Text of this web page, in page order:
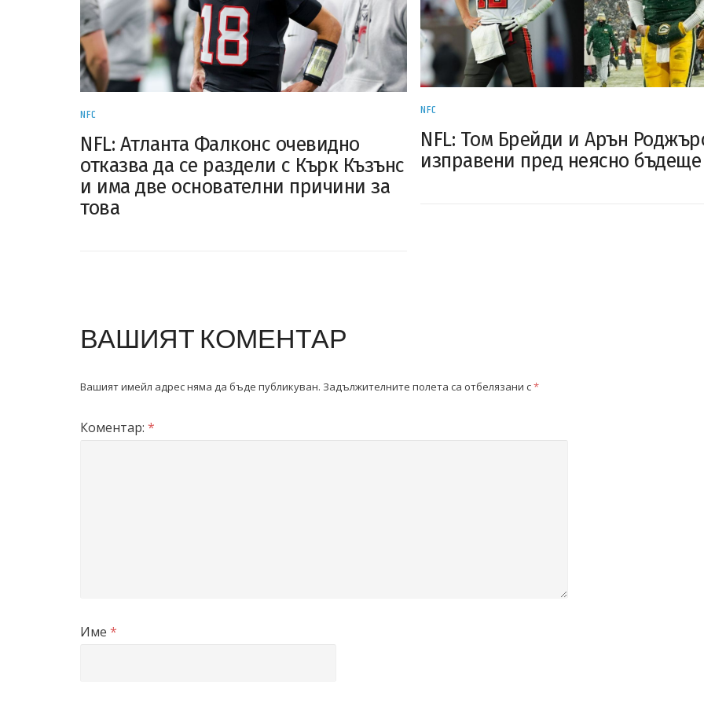
NFC
NFL: Атланта Фалконс очевидно
отказва да се раздели с Кърк Къзънс
и има две основателни причини за
това
NFC
NFL: Том Брейди и Арън
изправени пред неясно бъдеще
ВАШИЯТ КОМЕНТАР
Вашият имейл адрес няма да бъде публикуван. Задължителните полета са отбелязани с*
Коментар: *
Име *